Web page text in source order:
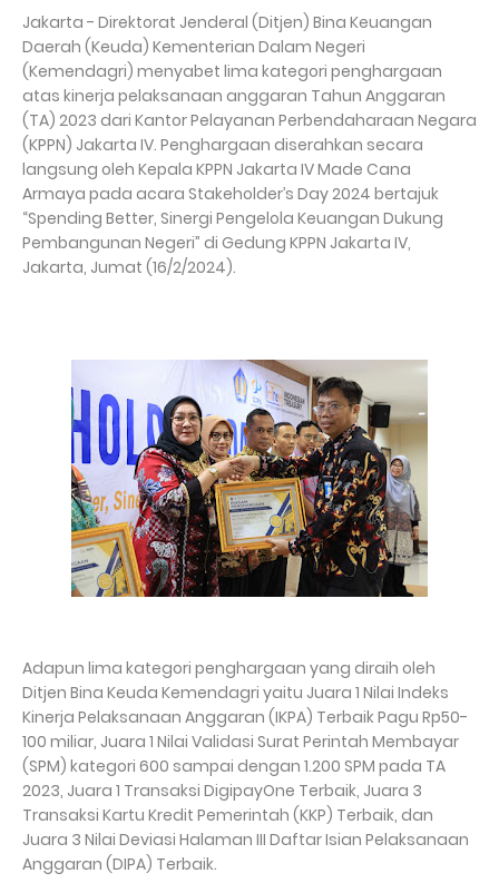
Jakarta - Direktorat Jenderal (Ditjen) Bina Keuangan
Daerah (Keuda) Kementerian Dalam Negeri
(Kemendagri) menyabet lima kategori penghargaan
atas kinerja pelaksanaan anggaran Tahun Anggaran
(TA) 2023 dari Kantor Pelayanan Perbendaharaan Negara
(KPPN) Jakarta IV. Penghargaan diserahkan secara
langsung oleh Kepala KPPN Jakarta IV Made Cana
Armaya pada acara Stakeholder’s Day 2024 bertajuk
“Spending Better, Sinergi Pengelola Keuangan Dukung
Pembangunan Negeri” di Gedung KPPN Jakarta IV,
Jakarta, Jumat (16/2/2024).
Adapun lima kategori penghargaan yang diraih oleh
Ditjen Bina Keuda Kemendagri yaitu Juara 1 Nilai Indeks
Kinerja Pelaksanaan Anggaran (IKPA) Terbaik Pagu Rp50-
100 miliar, Juara 1 Nilai Validasi Surat Perintah Membayar
(SPM) kategori 600 sampai dengan 1.200 SPM pada TA
2023, ⁠Juara 1 Transaksi DigipayOne Terbaik, Juara 3
Transaksi Kartu Kredit Pemerintah (KKP) Terbaik, dan
Juara 3 Nilai Deviasi Halaman III Daftar Isian Pelaksanaan
Anggaran (DIPA) Terbaik.